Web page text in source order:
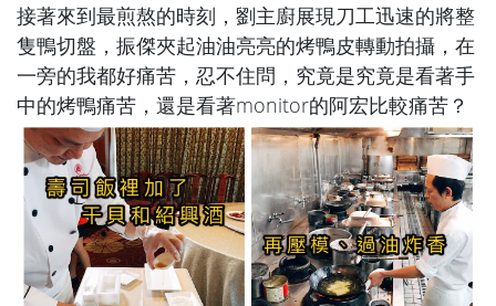
接著來到最煎熬的時刻，劉主廚展現刀工迅速的將整
隻鴨切盤，振傑夾起油油亮亮的烤鴨皮轉動拍攝，在
一旁的我都好痛苦，忍不住問，究竟是究竟是看著手
中的烤鴨痛苦，還是看著monitor的阿宏比較痛苦？